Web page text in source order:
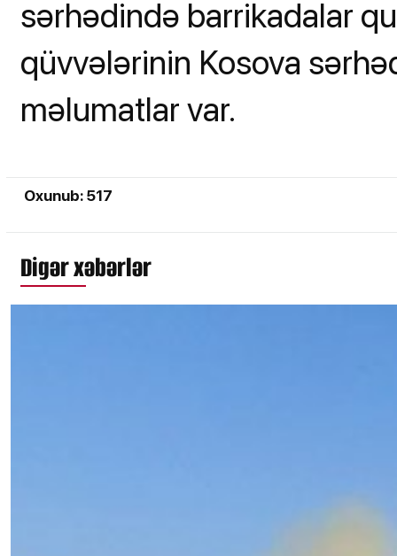
sərhədində barrikadalar
qüvvələrinin Kosova
məlumatlar var.
Oxunub: 517
Digər xəbərlər